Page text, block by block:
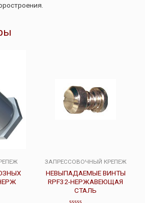
ЗАПРЕССОВОЧНЫЙ КРЕПЕЖ
НЕВЫПАДАЕМЫЕ ВИНТЫ
RPF32-НЕРЖАВЕЮЩАЯ
СТАЛЬ